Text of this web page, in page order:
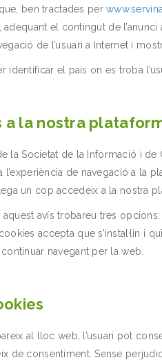
ben tractades per
el contingut de l’anunci
de l’usuari a Internet i
identificar el país on es troba
a la nostra
la Societat de la Informació i
de navegació a la
un cop accedeix a la nostra
avís trobareu tres
accepta que s’instal·lin i
navegant per la web.
al lloc web, l’usuari pot
de consentiment. Sense